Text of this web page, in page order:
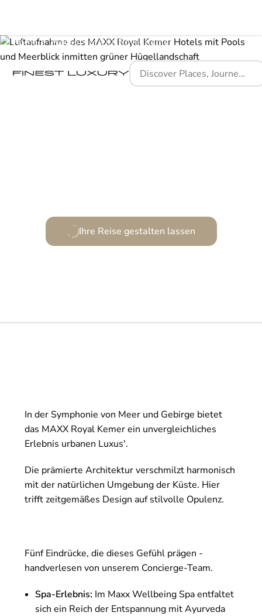
Home Places MAXX Royal Kemer
Ihre Reise gestalten lassen
In der Symphonie von Meer und Gebirge bietet
das MAXX Royal Kemer ein unvergleichliches
Erlebnis urbanen Luxus'.
Die prämierte Architektur verschmilzt harmonisch
mit der natürlichen Umgebung der Küste. Hier
trifft zeitgemäßes Design auf stilvolle Opulenz.
Fünf Eindrücke, die dieses Gefühl prägen -
handverlesen von unserem Concierge-Team.
Spa-Erlebnis: Im Maxx Wellbeing Spa entfaltet
sich ein Reich der Entspannung mit Ayurveda